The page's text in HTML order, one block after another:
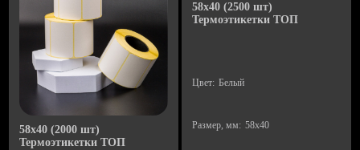
58х40 (2000 шт)
Термоэтикетки ТОП
58х40 (2500 шт)
Термоэтикетки ТОП
Цвет: Белый
Размер, мм: 58х40